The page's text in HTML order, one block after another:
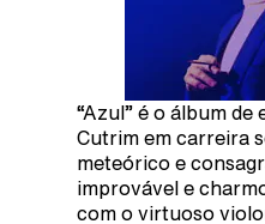
“Azul” é o álbum de
Cutrim em carreira
meteórico e
improvável e
com o virtuoso